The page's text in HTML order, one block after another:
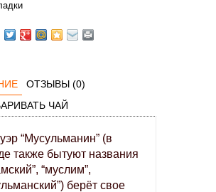
ОТЗЫВЫ (0)
ЧАЙ
“Мусульманин” (в
также бытуют названия
“муслим”,
берёт свое